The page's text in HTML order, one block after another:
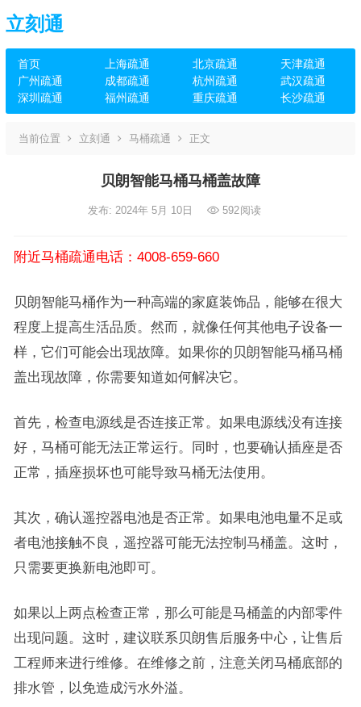
立刻通
首页 上海疏通 北京疏通
天津疏通
广州疏通
成都疏通 杭州疏通
武汉疏通
深圳疏通
福州疏通 重庆疏通 长沙疏通
当前位置 立刻通 马桶疏通 正文
贝朗智能马桶马桶盖故障
发布: 2024年 5月 10日 592阅读
附近马桶疏通电话：4008-659-660
贝朗智能马桶作为一种高端的家庭装饰品，能够在很大
程度上提高生活品质。然而，就像任何其他电子设备一
样，它们可能会出现故障。如果你的贝朗智能马桶马桶
盖出现故障，你需要知道如何解决它。
首先，检查电源线是否连接正常。如果电源线没有连接
好，马桶可能无法正常运行。同时，也要确认插座是否
正常，插座损坏也可能导致马桶无法使用。
其次，确认遥控器电池是否正常。如果电池电量不足或
者电池接触不良，遥控器可能无法控制马桶盖。这时，
只需要更换新电池即可。
如果以上两点检查正常，那么可能是马桶盖的内部零件
出现问题。这时，建议联系贝朗售后服务中心，让售后
工程师来进行维修。在维修之前，注意关闭马桶底部的
排水管，以免造成污水外溢。